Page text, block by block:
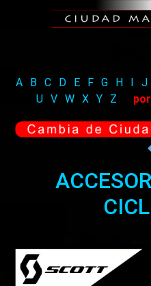
A B C D E F G H I J
U V W X Y Z por